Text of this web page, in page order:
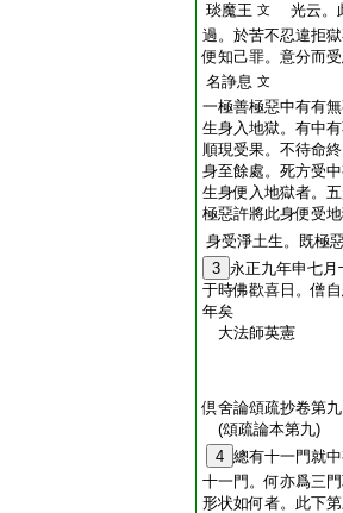
琰魔王 文
光云。
過。於苦不忍違拒
便知己罪。意分而
名諍息 文
一極善極惡中有有
生身入地獄。有中
順現受果。不待命
身至餘處。死方受
生身便入地獄者。
極惡許將此身便受
身受淨土生。既極
3 永正九年申七月
于時佛歡喜日。僧
年矣
大法師英憲
倶舍論頌疏抄卷第九
(頌疏論本第九)
4 總有十一門就
十一門。何亦爲三
形状如何者。此下